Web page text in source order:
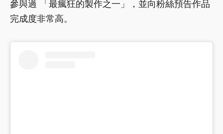
參與過 「最瘋狂的製作之一」，並向粉絲預告作品
完成度非常高。